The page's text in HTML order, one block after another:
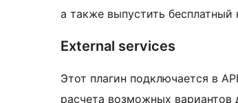
а также выпустить бесплатный
External services
Этот плагин подключается в
расчета возможных вариантов